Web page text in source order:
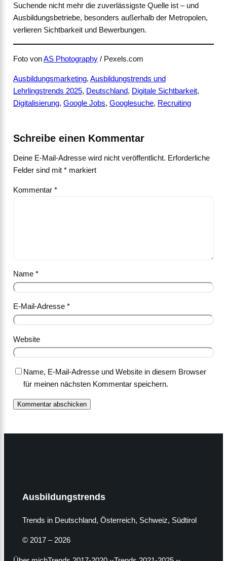
Suchende nicht mehr die zuverlässigste Quelle ist – und
Ausbildungsbetriebe, besonders außerhalb der Metropolen,
verlieren Sichtbarkeit und Bewerbungen.
Foto vonAS Photography/ Pexels.com
Ausbildungsmarketing, Ausbildungstrends und
Lehrlingstrends 2025, Deutschland, Digitale Sichtbarkeit
Digitalisierung, Google Jobs, Googlesuche, Recruiting
Schreibe einen Kommentar
Deine E-Mail-Adresse wird nicht veröffentlicht. Erforderliche
Felder sind mit *markiert
Kommentar *
Name *
E-Mail-Adresse *
Website
Name, E-Mail-Adresse und Website in diesem Browser
für meinen nächsten Kommentar speichern.
Ausbildungstrends
Trends in Deutschland, Österreich, Schweiz, Südtirol
© 2017 – 2026